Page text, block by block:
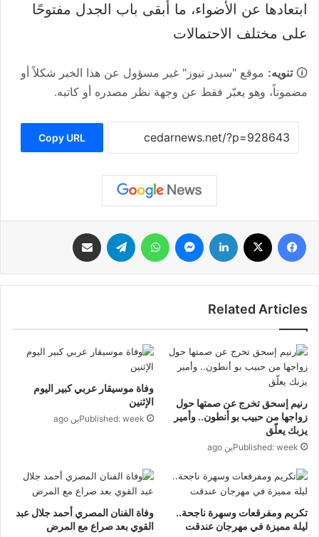
ابتعادها عن الأضواء، ما أبقى باب الجدل مفتوحًا
على مختلف الاحتمالات
🛈تنويه: موقع "سيدر نيوز" غير مسؤول عن هذا الخبر شكلاً أو
مضموناً، وهو يعبّر فقط عن وجهة نظر مصدره أو كاتبه.
Copy URL
فيسبوك لينكدإن ماسنجر واتساب تيلقرام
Related Articles
رنيم إسحق تخرج عن صمتها حول
زواجها من حبيب بو أنطون.. وأمير
يزبك يعلّق
Published: weekين ago
وفاة موسيقار عربي كبير اليوم
الإثنين
Published: weekين ago
تكريم ومفرقعات وسهرة ناجحة..
ليلة مميزة في مهرجان عندقت
وفاة الفنان المصري أحمد جلال عبد
القوي بعد صراع مع المرض